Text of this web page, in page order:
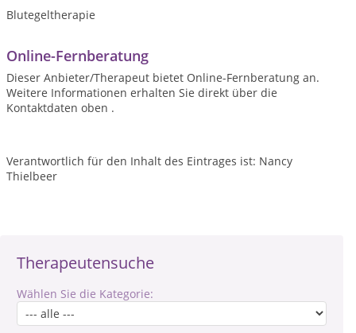
Therapeutensuche
Wählen Sie die Kategorie:
Blutegeltherapie
Online-Fernberatung
Dieser Anbieter/Therapeut bietet Online-Fernberatung an.
Weitere Informationen erhalten Sie direkt über die
Kontaktdaten oben .
Verantwortlich für den Inhalt des Eintrages ist: Nancy
Thielbeer